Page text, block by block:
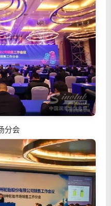
分会